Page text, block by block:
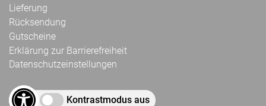
Lieferung
Rücksendung
Gutscheine
Erklärung zur Barrierefreiheit
Datenschutzeinstellungen
Kontrastmodus aus